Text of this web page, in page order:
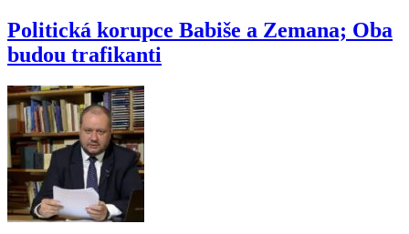
Politická korupce Babiše a Zemana; Oba
budou trafikanti